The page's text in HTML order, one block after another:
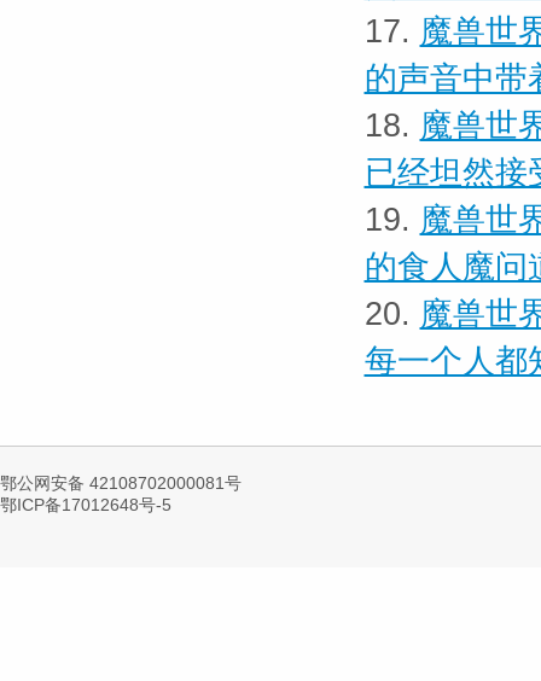
17. 魔兽世
的声音中带
18. 魔兽世
已经坦然接
19. 魔兽世
的食人魔问
20. 魔兽世
每一个人都
鄂公网安备 42108702000081号
鄂ICP备17012648号-5